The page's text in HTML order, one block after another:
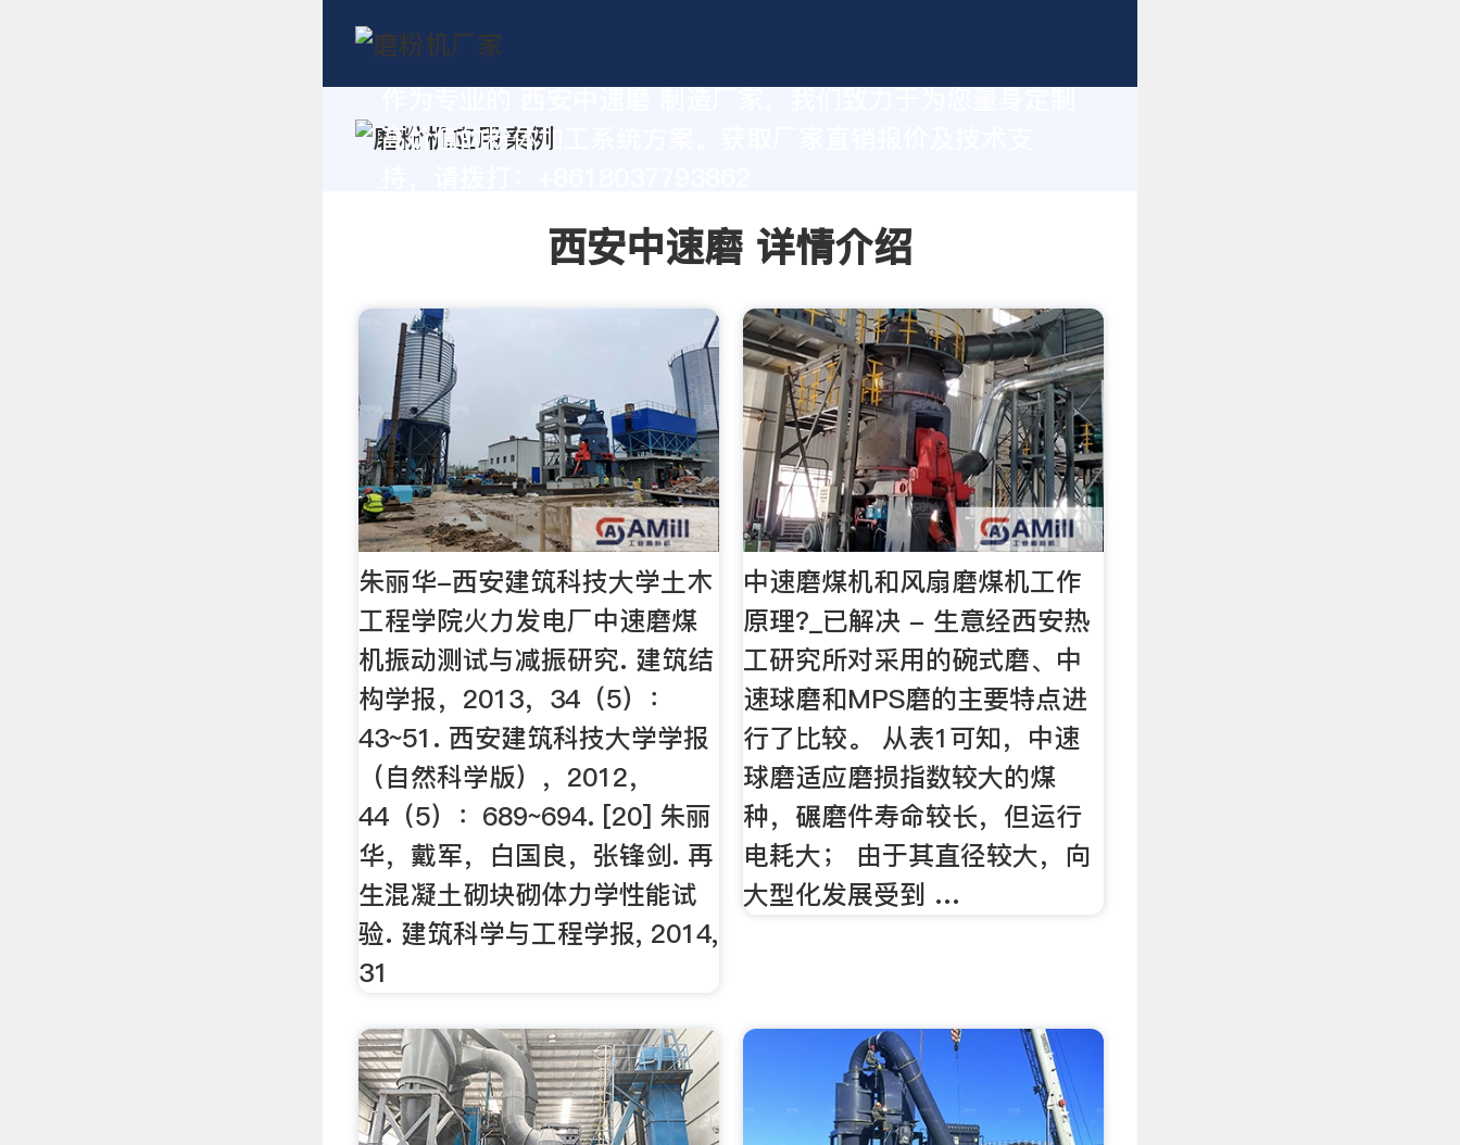
高价值的粉体加工系统方案。获取厂家直销报价及技术支
西安中速磨 详情介绍
朱丽华-西安建筑科技大学土木
工程学院火力发电厂中速磨煤
机振动测试与减振研究. 建筑结
构学报，2013，34（5）：
43~51. 西安建筑科技大学学报
（自然科学版），2012，
44（5）：689~694. [20] 朱丽
华，戴军，白国良，张锋剑. 再
生混凝土砌块砌体力学性能试
验. 建筑科学与工程学报, 2014,
31
中速磨煤机和风扇磨煤机工作
原理?_已解决 - 生意经西安热
工研究所对采用的碗式磨、中
速球磨和MPS磨的主要特点进
行了比较。 从表1可知，中速
球磨适应磨损指数较大的煤
种，碾磨件寿命较长，但运行
电耗大； 由于其直径较大，向
大型化发展受到 …